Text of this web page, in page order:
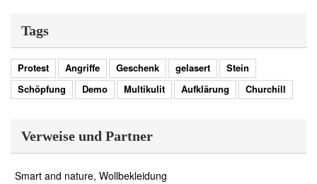
Tags
Protest Angriffe Geschenk gelasert
Stein
Schöpfung
Demo Multikulit Aufklärung Churchill
Verweise und Partner
Smart and nature, Wollbekleidung